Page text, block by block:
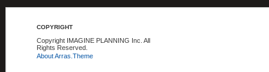
COPYRIGHT
Copyright IMAGINE PLANNING Inc. All
Rights Reserved.
About Arras.Theme